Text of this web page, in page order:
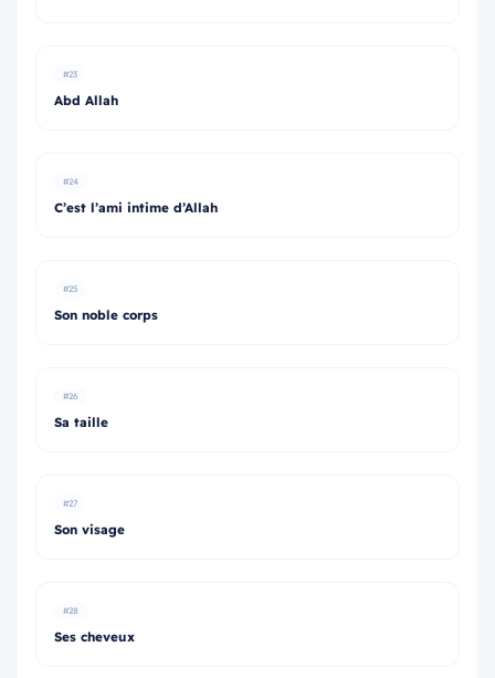
#23
Abd Allah
#24
C’est l’ami intime d’Allah
#25
Son noble corps
#26
Sa taille
#27
Son visage
#28
Ses cheveux